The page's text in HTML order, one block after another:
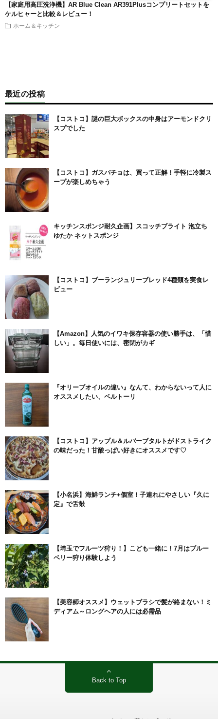
【家庭用高圧洗浄機】AR Blue Clean AR391Plusコンプリートセットを
ケルヒャーと比較＆レビュー！
ホーム＆キッチン
最近の投稿
【コストコ】謎の巨大ボックスの中身はアーモンドクリ
スプでした
【コストコ】ガスパチョは、買って正解！手軽に冷製ス
ープが楽しめちゃう
キッチンスポンジ耐久企画】スコッチブライト 泡立ち
ゆたか ネットスポンジ
【コストコ】ブーランジュリーブレッド4種類を実食レ
ビュー
【Amazon】人気のイワキ保存容器の使い勝手は、「惜
しい」。毎日使いには、密閉がカギ
『オリーブオイルの違い』なんて、わからないって人に
オススメしたい、ベルトーリ
【コストコ】アップル＆ルバーブタルトがドストライク
の味だった！甘酸っぱい好きにオススメです♡
【小名浜】海鮮ランチ+個室！子連れにやさしい『久に
定』で舌鼓
【埼玉でフルーツ狩り！】こども一緒に！7月はブルー
ベリー狩り体験しよう
【美容師オススメ】ウェットブラシで髪が絡まない！ミ
ディアム～ロングヘアの人には必需品
Back to Top